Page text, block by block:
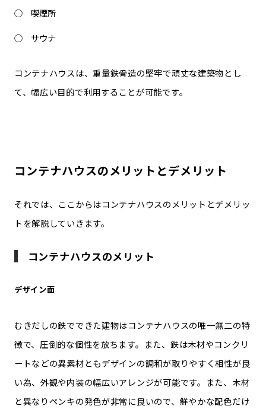
喫煙所
サウナ
コンテナハウスは、重量鉄骨造の堅牢で頑丈な建築物とし
て、幅広い目的で利用することが可能です。
コンテナハウスのメリットとデメリット
それでは、ここからはコンテナハウスのメリットとデメリッ
トを解説していきます。
コンテナハウスのメリット
デザイン面
むきだしの鉄でできた建物はコンテナハウスの唯一無二の特
徴で、圧倒的な個性を放ちます。また、鉄は木材やコンクリ
ートなどの異素材ともデザインの調和が取りやすく相性が良
い為、外観や内装の幅広いアレンジが可能です。また、木材
と異なりペンキの発色が非常に良いので、鮮やかな配色だけ